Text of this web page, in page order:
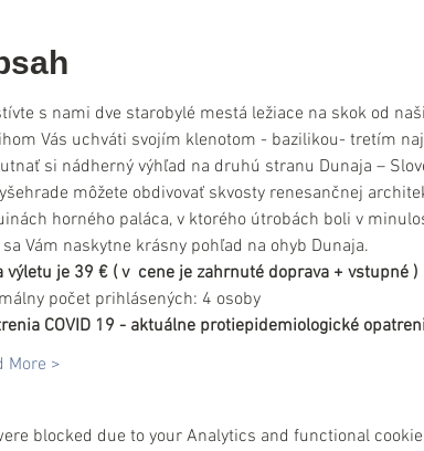
s nami dve starobylé mestá ležiace na skok od
Vás uchváti svojím klenotom - bazilikou- tretím
si nádherný výhľad na druhú stranu Dunaja –
môžete obdivovať skvosty renesančnej
horného paláca, v ktorého útrobách boli v
sa Vám naskytne krásny pohľad na ohyb Dunaja.
výletu je 39 € ( v  cene je zahrnuté doprava + vstupné )
počet prihlásených: 4 osoby
COVID 19 - aktuálne protiepidemiologické
More >
blocked due to your Analytics and functional